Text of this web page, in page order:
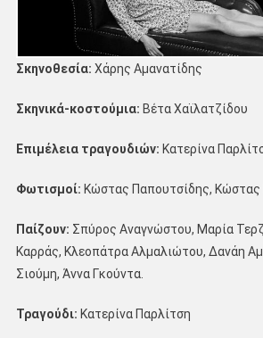
Σκηνοθεσία: Χάρης Αμανατίδης
Σκηνικά-κοστούμια: Βέτα Χαϊλατζίδου
Επιμέλεια τραγουδιών: Κατερίνα
Φωτισμοί: Κώστας Παπουτσίδης,
Παίζουν: Σπύρος Αναγνώστου, Μαρία
Καρράς, Κλεοπάτρα Αλμαλιώτου, Δανάη
Σιούμη, Άννα Γκούντα.
Τραγούδι: Κατερίνα Παρλίτση